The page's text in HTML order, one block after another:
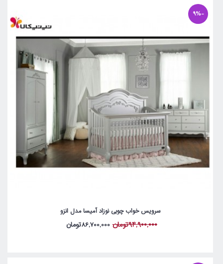
-9%
سرویس خواب چوبی نوزاد آمیسا مدل انزو
94,900,000تومان 86,700,000تومان